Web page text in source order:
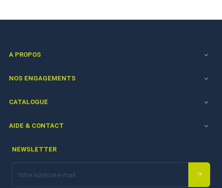
A PROPOS 
NOS ENGAGEMENTS 
CATALOGUE 
AIDE & CONTACT 
NEWSLETTER